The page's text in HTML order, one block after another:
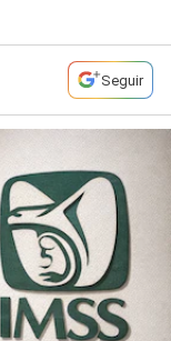
Seguir